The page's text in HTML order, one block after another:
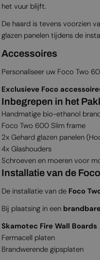
het vuur blijft.
De haard is tevens voorzien
glazen panelen tijdens de
Accessoires
Personaliseer uw Foco Two
Exclusieve Foco
Inbegrepen in het
Handmatige bio-ethanol
Foco Two 600 Slim frame
2x Gehard glazen panelen
4x Glashouders
Schroeven en moeren voor
Installatie van de
De installatie van de Foco
Bij plaatsing in een
Skamotec Fire Wall Boards
Fermacell platen
Brandwerende gipsplaten